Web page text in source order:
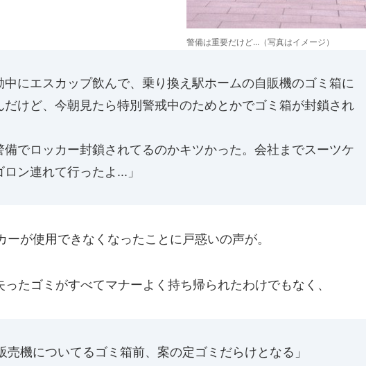
警備は重要だけど...（写真はイメージ）
中にエスカップ飲んで、乗り換え駅ホームの自販機のゴミ箱に
だけど、今朝見たら特別警戒中のためとかでゴミ箱が封鎖され
備でロッカー封鎖されてるのかキツかった。会社までスーツケ
ン連れて行ったよ...」
ーが使用できなくなったことに戸惑いの声が。
たゴミがすべてマナーよく持ち帰られたわけでもなく、
売機についてるゴミ箱前、案の定ゴミだらけとなる」